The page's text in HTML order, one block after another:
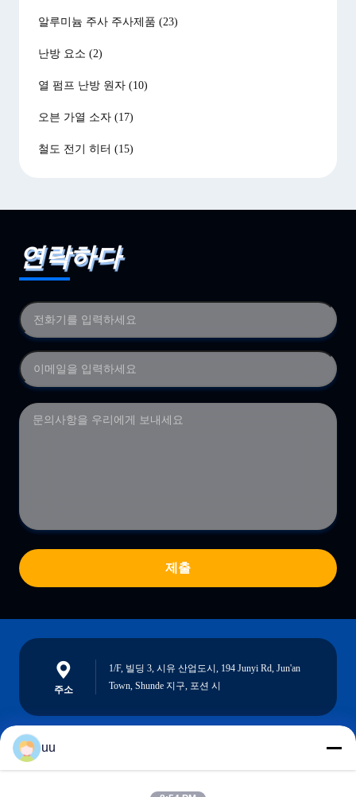
알루미늄 주사 주사제품 (23)
난방 요소 (2)
열 펌프 난방 원자 (10)
오븐 가열 소자 (17)
철도 전기 히터 (15)
연락하다
제출
주소
1/F, 빌딩 3, 시유 산업도시, 194 Junyi Rd, Jun'an
Town, Shunde 지구, 포션 시
Hazel@electric-heatingelement.com
uu